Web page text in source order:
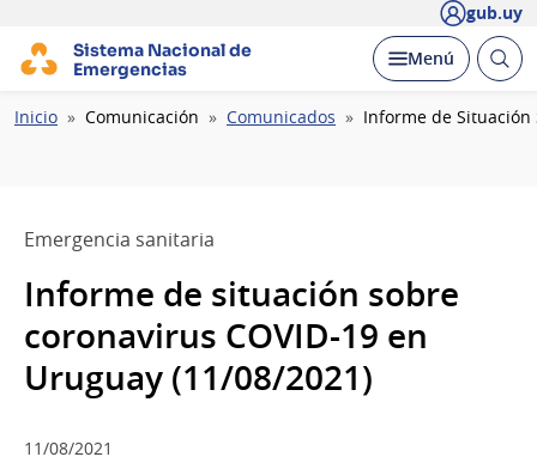
gub.uy
Sistema Nacional de
Emergencias
Desplegar
Menú Abrir
Ruta
Inicio Comunicación Comunicados Informe de Situación
Emergencia sanitaria
Informe de situación sobre
coronavirus COVID-19 en
Uruguay (11/08/2021)
11/08/2021